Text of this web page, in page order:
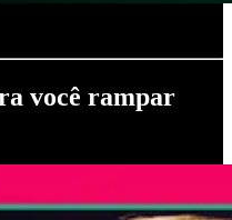
você rampar